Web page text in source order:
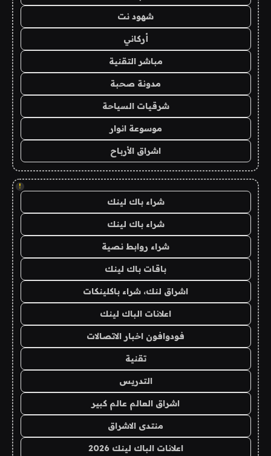
شهود نت
أركاني
مباشر التقنية
مدونة صحبة
شرقيات السياحة
موسوعة انوار
اشراق الأرباح
!
شراء باك لينك
شراء باك لينك
شراء روابط نصية
باقات باك لينك
اشراق لنك، شراء باكلينكات
اعلانات الباك لينك
فودوافون اخبار الاتصالات
تقنية
التدريس
اشراق العالم عالم كبير
منتدى الاشراق
اعلانات الباك لينك 2026